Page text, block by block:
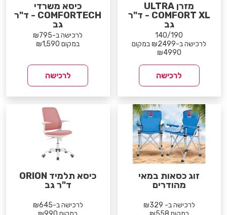
מזרן ULTRA
COMFORT XL - ד"ר
גב
140/190
לרכישה ב-₪2499 במקום
₪4990
לרכישה
כיסא משרדי
COMFORTECH - ד"ר
גב
לרכישה ב-₪795
במקום ₪1,590
לרכישה
זוג כסאות במאי
מהודרים
לרכישה ב- ₪329
כיסא תלמיד ORION
ד"ר גב
לרכישה ב-₪645